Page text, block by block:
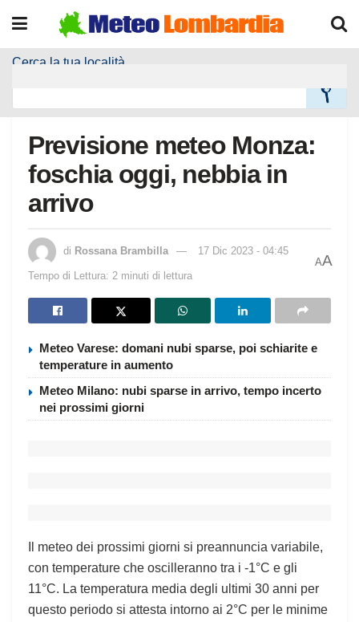
Cerca la tua località
Previsione meteo Monza:
foschia oggi, nebbia in
arrivo
di Rossana Brambilla 17 Dic 2023 - 04:45
Tempo di Lettura: 2 minuti di lettura
AA
Meteo Varese: domani nubi sparse, poi schiarite e
temperature in aumento
Meteo Milano: nubi sparse in arrivo, tempo incerto
nei prossimi giorni
Il meteo dei prossimi giorni si preannuncia variabile,
con temperature che oscilleranno tra i -1°C e gli
11°C. La temperatura media degli ultimi 30 anni per
questo periodo si attesta intorno ai 2°C per le minime